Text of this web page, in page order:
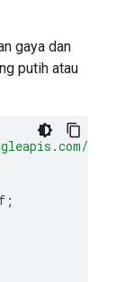
gaya dan
putih atau
;